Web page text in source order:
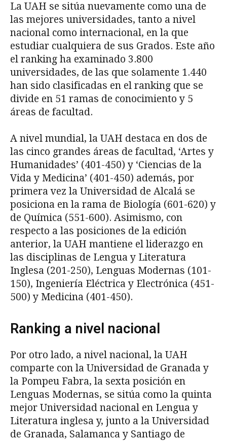
La UAH se sitúa nuevamente como una de
las mejores universidades, tanto a nivel
nacional como internacional, en la que
estudiar cualquiera de sus Grados. Este año
el ranking ha examinado 3.800
universidades, de las que solamente 1.440
han sido clasificadas en el ranking que se
divide en 51 ramas de conocimiento y 5
áreas de facultad.
A nivel mundial, la UAH destaca en dos de
las cinco grandes áreas de facultad, ‘Artes y
Humanidades’ (401-450) y ‘Ciencias de la
Vida y Medicina’ (401-450) además, por
primera vez la Universidad de Alcalá se
posiciona en la rama de Biología (601-620) y
de Química (551-600). Asimismo, con
respecto a las posiciones de la edición
anterior, la UAH mantiene el liderazgo en
las disciplinas de Lengua y Literatura
Inglesa (201-250), Lenguas Modernas (101-
150), Ingeniería Eléctrica y Electrónica (451-
500) y Medicina (401-450).
Ranking a nivel nacional
Por otro lado, a nivel nacional, la UAH
comparte con la Universidad de Granada y
la Pompeu Fabra, la sexta posición en
Lenguas Modernas, se sitúa como la quinta
mejor Universidad nacional en Lengua y
Literatura inglesa y, junto a la Universidad
de Granada, Salamanca y Santiago de